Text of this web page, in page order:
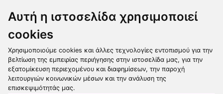
Αυτή η ιστοσελίδα χρησιμοποιεί
cookies
Χρησιμοποιούμε cookies και άλλες τεχνολογίες εντοπισμού για την
βελτίωση της εμπειρίας περιήγησης στην ιστοσελίδα μας, για την
εξατομίκευση περιεχομένου και διαφημίσεων, την παροχή
λειτουργιών κοινωνικών μέσων και την ανάλυση της
επισκεψιμότητάς μας.